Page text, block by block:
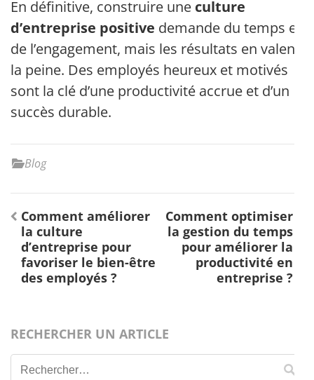
En définitive, construire une culture
d’entreprise positive demande du temps et
de l’engagement, mais les résultats en valent
la peine. Des employés heureux et motivés
sont la clé d’une productivité accrue et d’un
succès durable.
Blog
Navigation
de
l’article
Comment améliorer
la culture
d’entreprise pour
favoriser le bien-être
des employés ?
Comment optimiser
la gestion du temps
pour améliorer la
productivité en
entreprise ?
RECHERCHER UN ARTICLE
Rechercher :